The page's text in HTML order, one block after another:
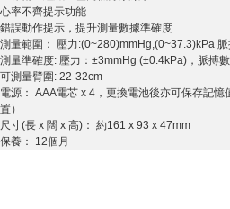
心率不齊提示功能
錯誤動作提示，提升測量數據準確度
測量範圍： 壓力:(0~280)mmHg,(0~37.3)kPa
測量準確度: 壓力：±3mmHg (±0.4kPa)，脈搏
可測量臂圍: 22-32cm
電源： AAA電芯 x 4，更換電池後亦可保存記
置）
尺寸(長 x 闊 x 高)： 約161 x 93 x 47mm
保養： 12個月